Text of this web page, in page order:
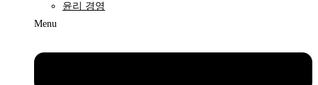
윤리 경영
Menu